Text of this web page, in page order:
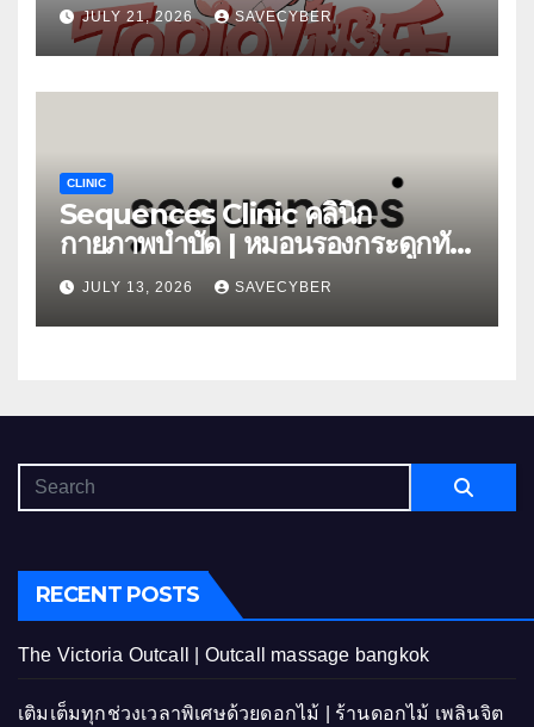
JULY 21, 2026 SAVECYBER
CLINIC
Sequences Clinic คลินิก
กายภาพบำบัด | หมอนรองกระดูกทับ
เส้นJULY 13, 2026 SAVECYBER
RECENT POSTS
The Victoria Outcall | Outcall massage bangkok
เติมเต็มทุกช่วงเวลาพิเศษด้วยดอกไม้ | ร้านดอกไม้ เพลินจิต